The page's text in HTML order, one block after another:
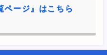
ページ』はこちら